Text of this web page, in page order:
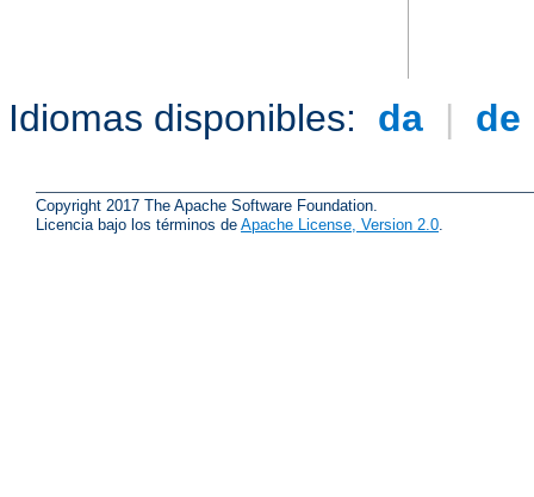
Idiomas disponibles: da | de
Copyright 2017 The Apache Software Foundation.
Licencia bajo los términos de Apache License, Version 2.0